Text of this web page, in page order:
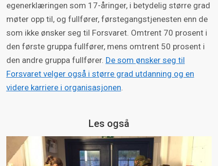
egenerklæringen som 17-åringer, i betydelig større grad
møter opp til, og fullfører, førstegangstjenesten enn de
som ikke ønsker seg til Forsvaret. Omtrent 70 prosent i
den første gruppa fullfører, mens omtrent 50 prosent i
den andre gruppa fullfører. De som ønsker seg til
Forsvaret velger også i større grad utdanning og en
videre karriere i organisasjonen.
Les også